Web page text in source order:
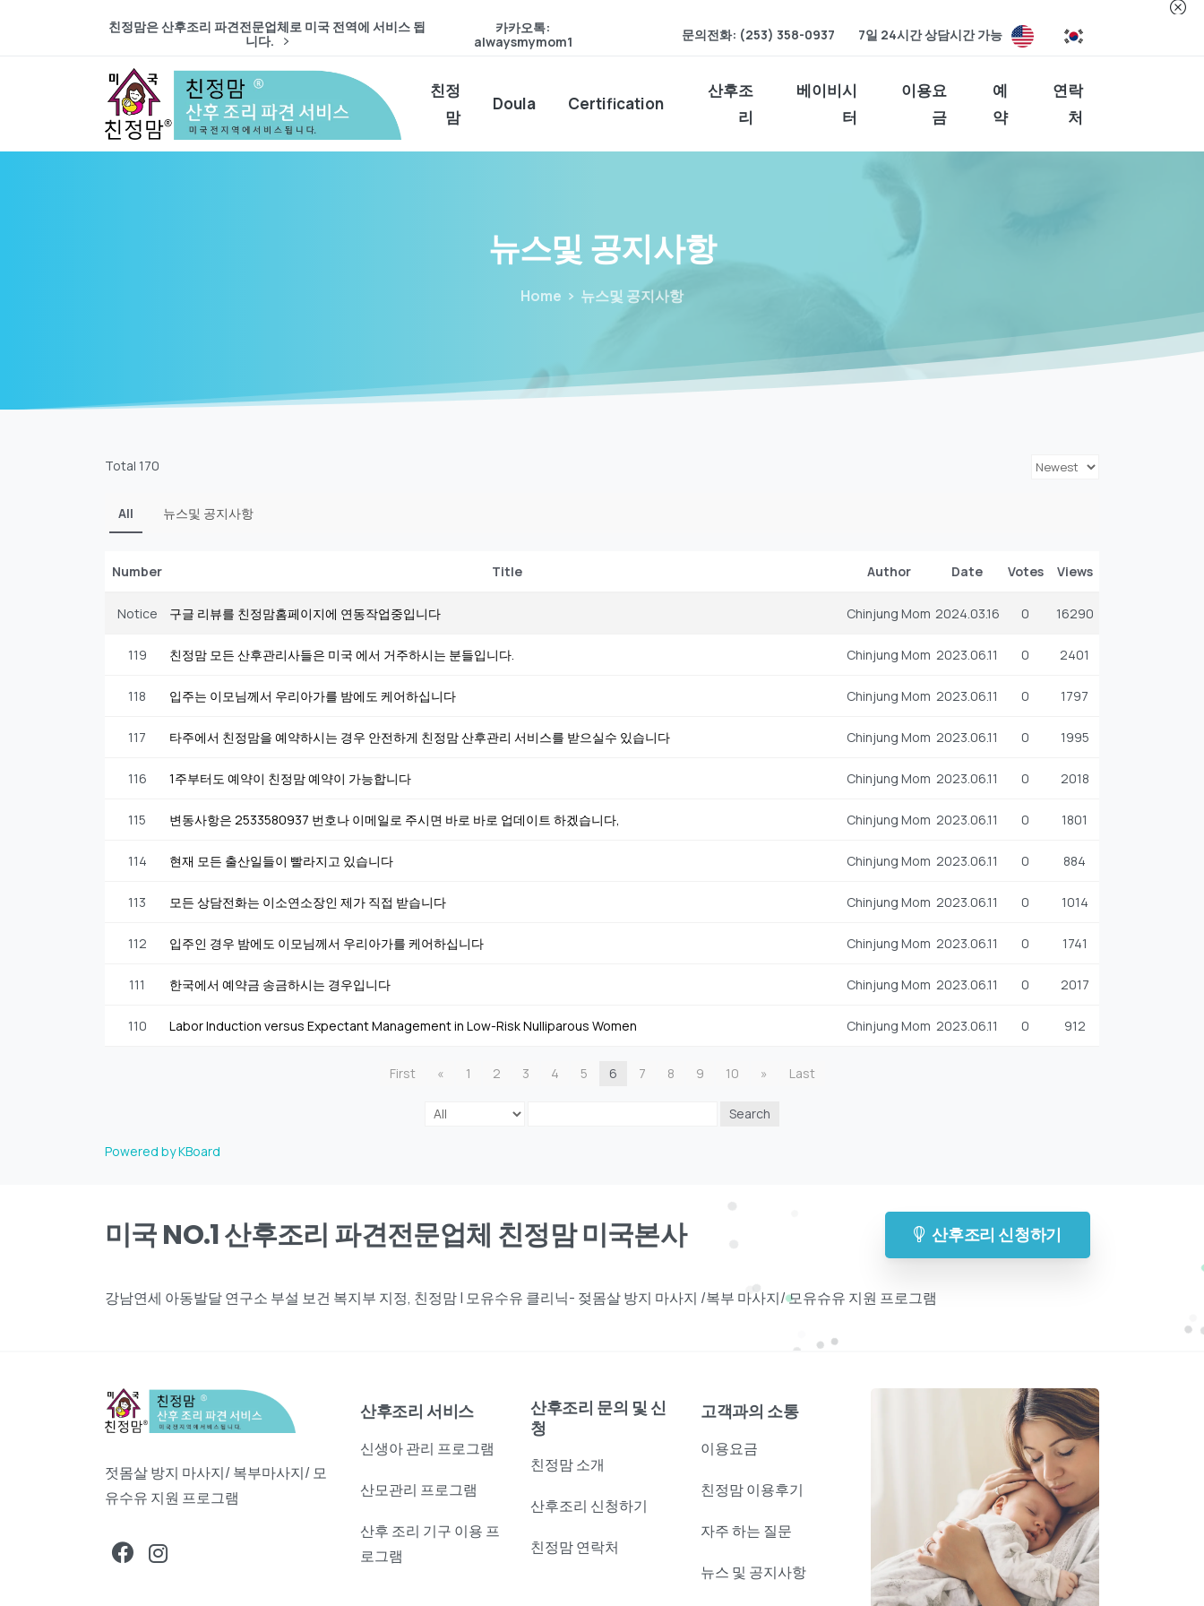
친정맘은 산후조리 파견전문업체로 미국 전역에 서비스 됩
니다.
카카오톡:
alwaysmymom1
문의전화: (253) 358-0937 7일 24시간 상담시간 가능
친정
맘
Doula Certification
산후조
리
베이비시
터
이용요
금
예
약
연락
처
뉴스및공지사항
Home 뉴스및 공지사항
Total 170
All 뉴스및 공지사항
Number Title Author Date Votes Views
Notice 구글 리뷰를 친정맘홈페이지에 연동작업중입니다 Chinjung Mom 2024.03.16 0 16290
119 친정맘 모든 산후관리사들은 미국 에서 거주하시는 분들입니다. Chinjung Mom 2023.06.11 0 2401
118 입주는 이모님께서 우리아가를 밤에도 케어하십니다 Chinjung Mom 2023.06.11 0 1797
117 타주에서 친정맘을 예약하시는 경우 안전하게 친정맘 산후관리 서비스를 받으실수 있습니다 Chinjung Mom 2023.06.11 0 1995
116 1주부터도 예약이 친정맘 예약이 가능합니다 Chinjung Mom 2023.06.11 0 2018
115 변동사항은 2533580937 번호나 이메일로 주시면 바로 바로 업데이트 하겠습니다, Chinjung Mom 2023.06.11 0 1801
114 현재 모든 출산일들이 빨라지고 있습니다 Chinjung Mom 2023.06.11 0 884
113 모든 상담전화는 이소연소장인 제가 직접 받습니다 Chinjung Mom 2023.06.11 0 1014
112 입주인 경우 밤에도 이모님께서 우리아가를 케어하십니다 Chinjung Mom 2023.06.11 0 1741
111 한국에서 예약금 송금하시는 경우입니다 Chinjung Mom 2023.06.11 0 2017
110 Labor Induction versus Expectant Management in Low-Risk Nulliparous Women Chinjung Mom 2023.06.11 0 912
First « 1 2 3 4 5 6 7 8 9 10 » Last
Search
Powered by KBoard
미국 NO.1 산후조리 파견전문업체 친정맘 미국본사 산후조리 신청하기
강남연세 아동발달 연구소 부설 보건 복지부 지정, 친정맘 | 모유수유 클리닉- 젖몸살 방지 마사지 /복부 마사지/ 모유슈유 지원 프로그램
젓몸살 방지 마사지/ 복부마사지/ 모
유수유 지원 프로그램
산후조리 서비스
신생아 관리 프로그램
산모관리 프로그램
산후 조리 기구 이용 프
로그램
산후조리 문의 및 신
청
친정맘 소개
산후조리 신청하기
친정맘 연락처
고객과의 소통
이용요금
친정맘 이용후기
자주 하는 질문
뉴스 및 공지사항